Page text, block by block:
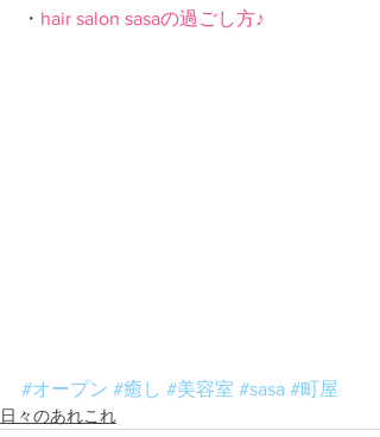
・ hair salon sasaの過ごし方♪
#オープン #癒し #美容室 #sasa #町屋
日々のあれこれ